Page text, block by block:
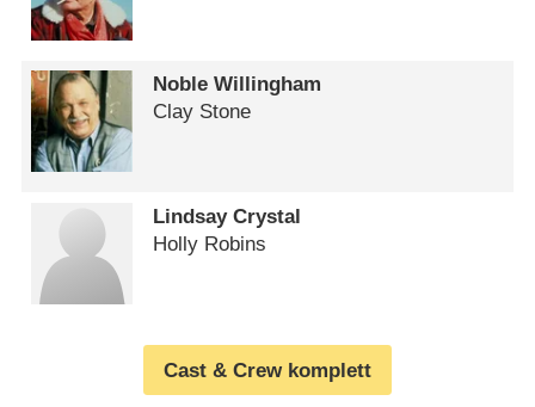
Noble Willingham
Clay Stone
Lindsay Crystal
Holly Robins
Cast & Crew komplett